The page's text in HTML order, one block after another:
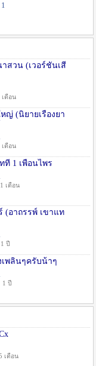
1
สวน (เวอร์ชั่นเสี
เดือน
ญ่ (นิยายเรื่องยา
เดือน
ที่ 1 เพื่อนไพร
เดือน
(อาถรรพ์ เขาแท
1 ปี
พลินๆครับน้าๆ
1 ปี
เดือน